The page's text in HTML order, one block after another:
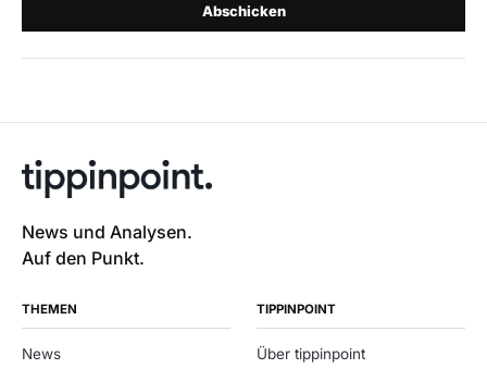
Abschicken
News und Analysen.
Auf den Punkt.
THEMEN
News
TIPPINPOINT
Über tippinpoint